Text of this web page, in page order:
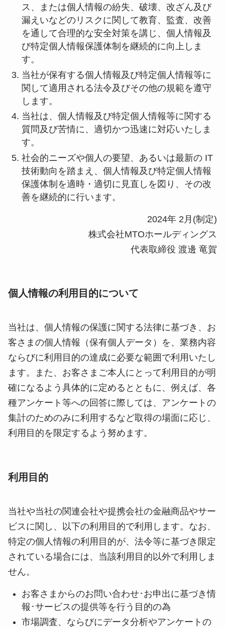
ス、または個人情報の紛失、破壊、改ざん及び
漏えいなどのリスクに関して教育、監査、改善
を通して合理的な安全対策を講じ、個人情報及
び特定個人情報保護体制を継続的に向上しま
す。
当社が保有する個人情報及び特定個人情報等に
関して適用される法令及びその他の規範を遵守
します。
当社は、個人情報及び特定個人情報等に関する
質問及び苦情に、適切かつ迅速に対応いたしま
す。
社会的ニーズや個人の要望、あるいは最新の IT
技術動向を踏まえ、個人情報及び特定個人情報
保護体制を適時・適切に見直しを図り、その改
善を継続的に行います。
2024年 2月(制定)
株式会社MTOホールディングス
代表取締役 渡邊 竜賀
個人情報の利用目的について
当社は、個人情報の保護に関する法律に基づき、お
客さまの個人情報（保有個人データ）を、業務内容
ならびに利用目的の達成に必要な範囲で利用いたし
ます。また、お客さまご本人にとって利用目的が明
確になるよう具体的に定めるとともに、例えば、各
種アンケート等への回答に際しては、アンケートの
集計のためのみに利用するなど取得の場面に応じ、
利用目的を限定するよう努めます。
利用目的
当社や当社の関連会社や提携会社の金融商品やサー
ビスに関し、以下の利用目的で利用します。なお、
特定の個人情報の利用目的が、法令等に基づき限定
されている場合には、当該利用目的以外で利用しま
せん。
お客さまからのお問い合わせ･お申出に基づき情
報･サービスの提供等を行う目的の為
市場調査、ならびにデータ分析やアンケートの